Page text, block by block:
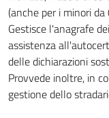
(anche per i minori
Gestisce l'anagrafe
assistenza
delle dichiarazioni
Provvede inoltre, in
gestione dello